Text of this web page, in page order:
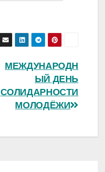
МЕЖДУНАРОДН
ЫЙ ДЕНЬ
СОЛИДАРНОСТИ
МОЛОДЁЖИ